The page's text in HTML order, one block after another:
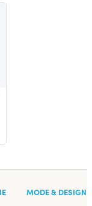
MODE & DESIGN